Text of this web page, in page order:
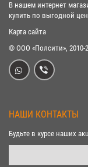
В нашем интернет
купить по выгодной
Карта сайта
© ООО «Полсити», 2010-
НАШИ КОНТАКТЫ
Будьте в курсе наших